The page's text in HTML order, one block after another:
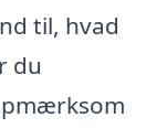
til, hvad
du